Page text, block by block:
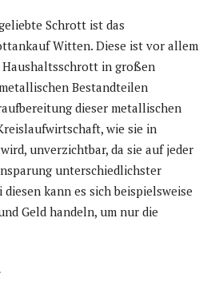
Schrott ist das
Witten. Diese ist vor allem
in großen
Bestandteilen
dieser metallischen
wie sie in
unverzichtbar, da sie auf jeder
unterschiedlichster
kann es sich beispielsweise
Geld handeln, um nur die